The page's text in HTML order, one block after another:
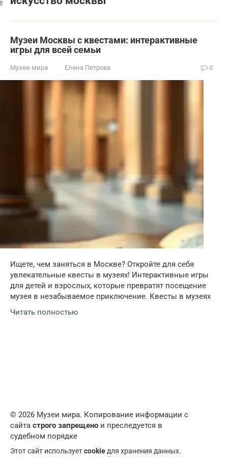
Музеи Москвы с квестами: интерактивные
игры для всей семьи
Музеи мира Елена Петрова 0
Ищете, чем заняться в Москве? Откройте для себя
увлекательные квесты в музеях! Интерактивные игры
для детей и взрослых, которые превратят посещение
музея в незабываемое приключение. Квесты в музеях
Читать полностью
© 2026 Музеи мира. Копирование информации с
сайта строго запрещено и преследуется в
судебном порядке
Этот сайт используетcookie для хранения данных.